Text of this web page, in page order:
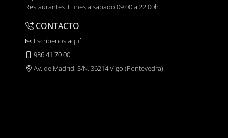
Restaurantes: Lunes a sábado 09:00 a 22:00h.
CONTACTO
Escríbenos aquí
986 41 70 00
Av. de Madrid, S/N, 36214 Vigo (Pontevedra)